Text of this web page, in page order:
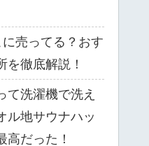
に売ってる？おす
を徹底解説！
て洗濯機で洗え
ル地サウナハッ
高だった！